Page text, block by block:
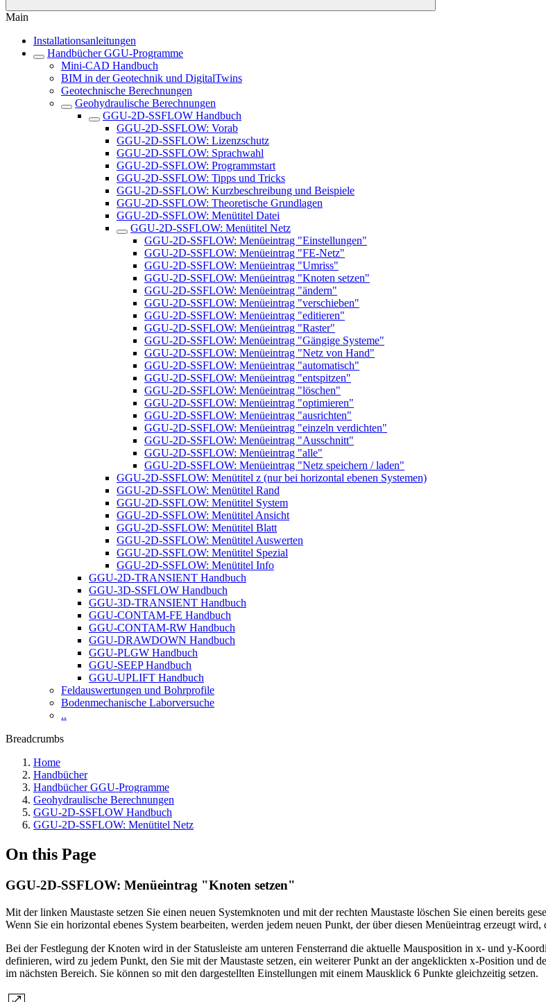
Main
Installationsanleitungen
Handbücher GGU-Programme
Mini-CAD Handbuch
BIM in der Geotechnik und DigitalTwins
Geotechnische Berechnungen
Geohydraulische Berechnungen
GGU-2D-SSFLOW Handbuch
GGU-2D-SSFLOW: Vorab
GGU-2D-SSFLOW: Lizenzschutz
GGU-2D-SSFLOW: Sprachwahl
GGU-2D-SSFLOW: Programmstart
GGU-2D-SSFLOW: Tipps und Tricks
GGU-2D-SSFLOW: Kurzbeschreibung und Beispiele
GGU-2D-SSFLOW: Theoretische Grundlagen
GGU-2D-SSFLOW: Menütitel Datei
GGU-2D-SSFLOW: Menütitel Netz
GGU-2D-SSFLOW: Menüeintrag "Einstellungen"
GGU-2D-SSFLOW: Menüeintrag "FE-Netz"
GGU-2D-SSFLOW: Menüeintrag "Umriss"
GGU-2D-SSFLOW: Menüeintrag "Knoten setzen"
GGU-2D-SSFLOW: Menüeintrag "ändern"
GGU-2D-SSFLOW: Menüeintrag "verschieben"
GGU-2D-SSFLOW: Menüeintrag "editieren"
GGU-2D-SSFLOW: Menüeintrag "Raster"
GGU-2D-SSFLOW: Menüeintrag "Gängige Systeme"
GGU-2D-SSFLOW: Menüeintrag "Netz von Hand"
GGU-2D-SSFLOW: Menüeintrag "automatisch"
GGU-2D-SSFLOW: Menüeintrag "entspitzen"
GGU-2D-SSFLOW: Menüeintrag "löschen"
GGU-2D-SSFLOW: Menüeintrag "optimieren"
GGU-2D-SSFLOW: Menüeintrag "ausrichten"
GGU-2D-SSFLOW: Menüeintrag "einzeln verdichten"
GGU-2D-SSFLOW: Menüeintrag "Ausschnitt"
GGU-2D-SSFLOW: Menüeintrag "alle"
GGU-2D-SSFLOW: Menüeintrag "Netz speichern / laden"
GGU-2D-SSFLOW: Menütitel z (nur bei horizontal ebenen Systemen)
GGU-2D-SSFLOW: Menütitel Rand
GGU-2D-SSFLOW: Menütitel System
GGU-2D-SSFLOW: Menütitel Ansicht
GGU-2D-SSFLOW: Menütitel Blatt
GGU-2D-SSFLOW: Menütitel Auswerten
GGU-2D-SSFLOW: Menütitel Spezial
GGU-2D-SSFLOW: Menütitel Info
GGU-2D-TRANSIENT Handbuch
GGU-3D-SSFLOW Handbuch
GGU-3D-TRANSIENT Handbuch
GGU-CONTAM-FE Handbuch
GGU-CONTAM-RW Handbuch
GGU-DRAWDOWN Handbuch
GGU-PLGW Handbuch
GGU-SEEP Handbuch
GGU-UPLIFT Handbuch
Feldauswertungen und Bohrprofile
Bodenmechanische Laborversuche
..
Breadcrumbs
Home
Handbücher
Handbücher GGU-Programme
Geohydraulische Berechnungen
GGU-2D-SSFLOW Handbuch
GGU-2D-SSFLOW: Menütitel Netz
On this Page
GGU-2D-SSFLOW: Menüeintrag "Knoten setzen"
Mit der linken Maustaste setzen Sie einen neuen Systemknoten und mit der rechten Maustaste löschen Sie einen bereits
Wenn Sie ein horizontal ebenes System bearbeiten, werden jedem neuen Punkt, der über diesen Menüeintrag erzeugt
Bei der Festlegung der Knoten wird in der Statusleiste am unteren Fensterrand die aktuelle Mausposition in x- und y-
definieren, wird zu jedem Punkt, den Sie mit der Maustaste setzen, ein weiterer Punkt an der angeklickten x-Position und
im nächsten Bereich. Sie können so mit den dargestellten Einstellungen mit einem Mausklick 6 Punkte gleichzeitig setzen.